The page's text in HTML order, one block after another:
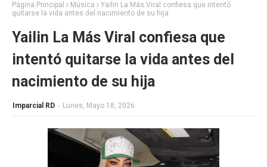
Página Principal Música
Yailin La Más Viral confiesa que intentó
quitarse la vida antes del nacimiento de su hija
Yailin La Más Viral confiesa que
intentó quitarse la vida antes del
nacimiento de su hija
Imparcial RD - Lunes, Mayo 18, 2026